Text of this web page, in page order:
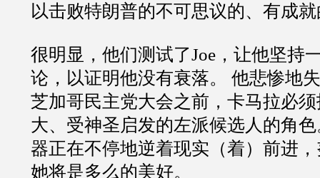
以击败特朗普的不可思议的、有成
很明显，他们测试了Joe，让他坚持
论，以证明他没有衰落。 他悲惨地
芝加哥民主党大会之前，卡马拉必
大、受神圣启发的左派候选人的角
器正在不停地逆着现实（着）前进
她将是多么的美好。